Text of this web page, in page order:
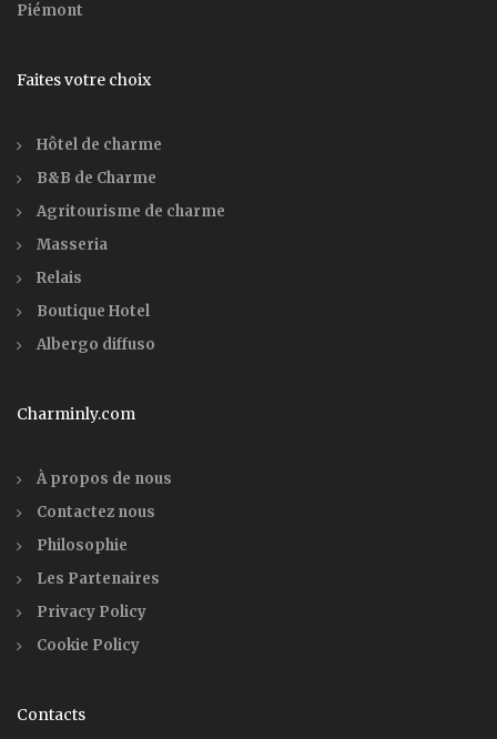
Piémont
Faites votre choix
Hôtel de charme
B&B de Charme
Agritourisme de charme
Masseria
Relais
Boutique Hotel
Albergo diffuso
Charminly.com
À propos de nous
Contactez nous
Philosophie
Les Partenaires
Privacy Policy
Cookie Policy
Contacts